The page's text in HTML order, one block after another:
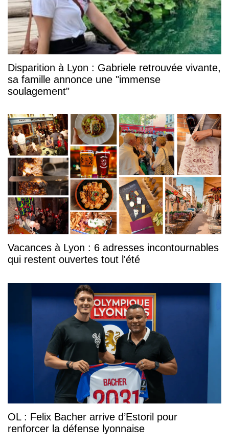
Disparition à Lyon : Gabriele retrouvée vivante,
sa famille annonce une "immense
soulagement"
Vacances à Lyon : 6 adresses incontournables
qui restent ouvertes tout l'été
OL : Felix Bacher arrive d’Estoril pour
renforcer la défense lyonnaise